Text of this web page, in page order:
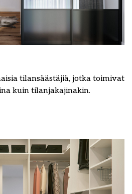
tilansäästäjiä, jotka toimivat
kuin tilanjakajinakin.